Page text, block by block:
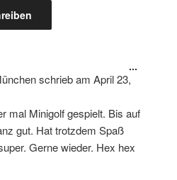
schrieb am April 23,
mal Minigolf gespielt. Bis auf
gut. Hat trotzdem Spaß
Gerne wieder. Hex hex
...